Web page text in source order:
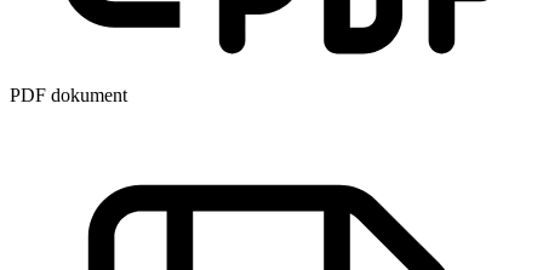
PDF dokument